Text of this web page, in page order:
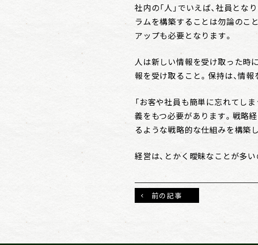
社内の「人」でいえば、社員と
ラムを構築することは勿論のこ
アップも必要となります。
人は新しい情報を受け取った時
報を受け取ること。保持は、情
「お客や社員も簡単に忘れてし
義をもつ必要があります。戦略
るような戦略的な仕組みを構築
経営は、とかく曖昧なことが多
前の記事